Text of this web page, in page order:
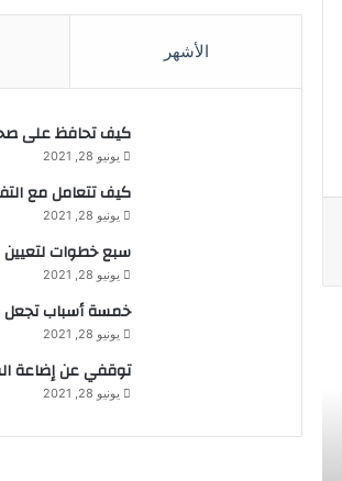
الأشهر
كيف تحافظ على
يونيو 28, 2021
كيف تتعامل مع
يونيو 28, 2021
سبع خطوات
يونيو 28, 2021
خمسة أسباب تجعل
يونيو 28, 2021
توقفي عن إضاعة
يونيو 28, 2021